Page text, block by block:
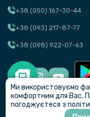
+38 (050) 167-30-44
+38 (093) 217-87-77
+38 (098) 922-07-63
Ми використовуємо
комфортним для Вас.
погоджуєтеся з